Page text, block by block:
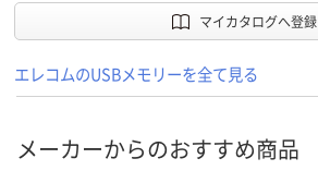
マイカタログへ登録
エレコムのUSBメモリーを全て見る
メーカーからのおすすめ商品